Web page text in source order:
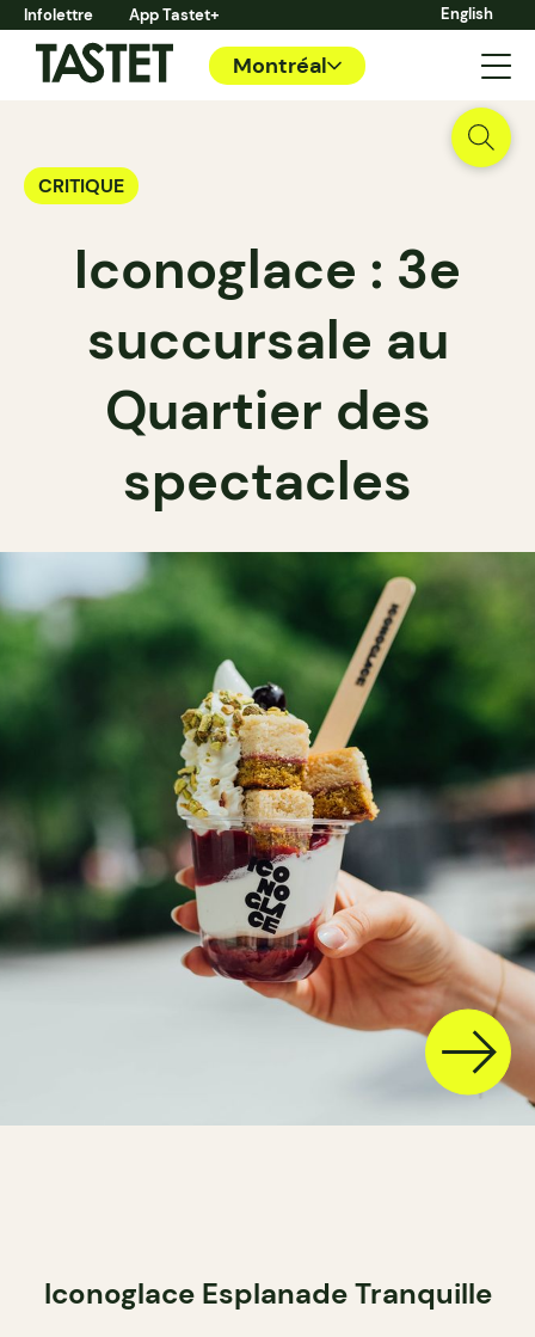
Infolettre App Tastet+ English
Montréal
CRITIQUE
Iconoglace : 3e
succursale au
Quartier des
spectacles
Iconoglace Esplanade Tranquille